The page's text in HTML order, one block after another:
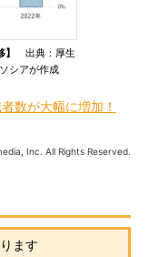
出典：厚生
シアが作成
数が大幅に増加！
Inc. All Rights Reserved.
ます